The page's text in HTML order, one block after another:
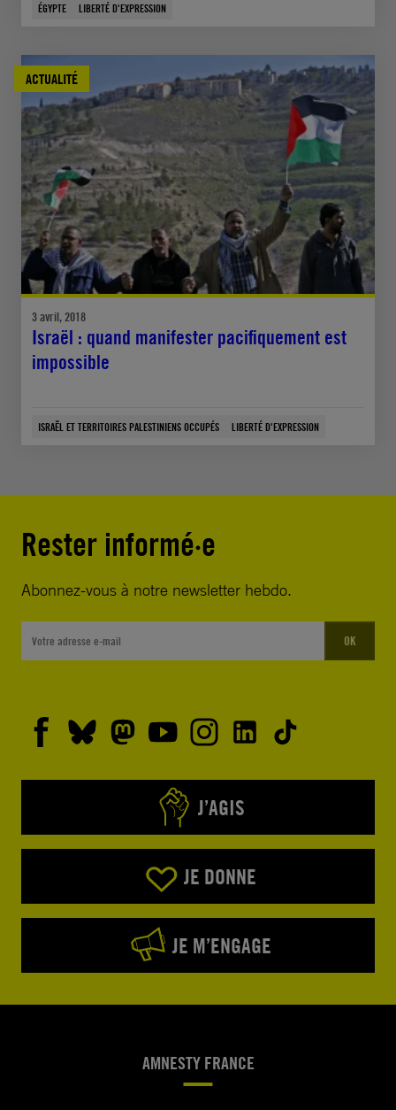
ÉGYPTE LIBERTÉ D'EXPRESSION
ACTUALITÉ
3 avril, 2018
Israël : quand manifester pacifiquement est
impossible
ISRAËL ET TERRITOIRES PALESTINIENS OCCUPÉS LIBERTÉ D'EXPRESSION
Rester informé·e
Abonnez-vous à notre newsletter hebdo.
OK
J’AGIS
JE DONNE
JE M’ENGAGE
AMNESTY FRANCE